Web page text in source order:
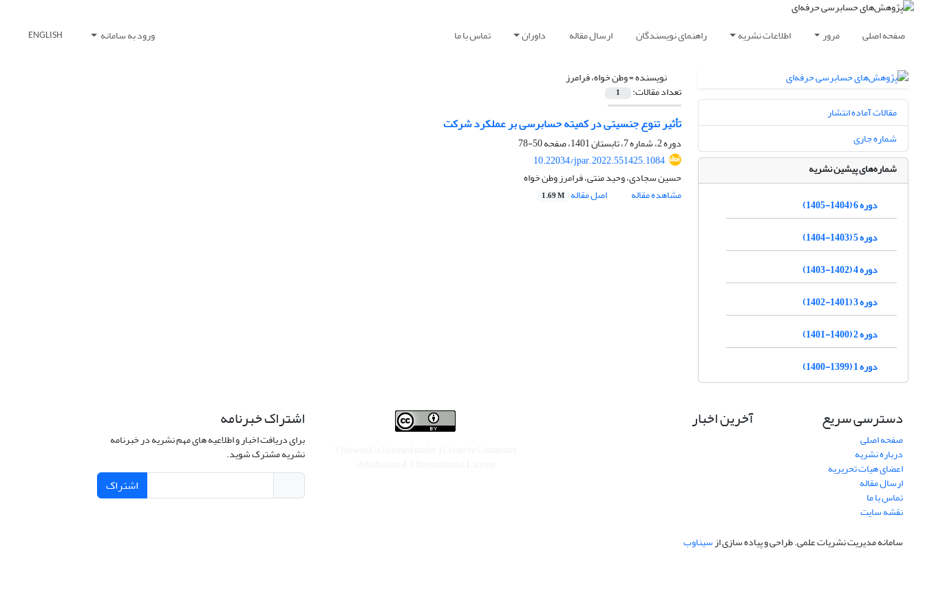
صفحه اصلی مرور اطلاعات نشریه راهنمای نویسندگان ارسال مقاله داوران تماس با ما ورود به سامانه ENGLISH
نویسنده =وطن خواه، فرامرز
تعداد مقالات: 1
تأثیر تنوع جنسیتی در کمیته حسابرسی بر عملکرد شرکت
دوره 2، شماره 7، تابستان 1401، صفحه
50-78
10.22034/jpar.2022.551425.1084
حسین سجادی، وحید منتی، فرامرز وطن خواه
مشاهده مقاله
اصل مقاله 1.69 M
مقالات آماده انتشار
شماره جاری
شماره‌های پیشین نشریه
دوره 6 (1404-1405)
دوره 5 (1403-1404)
دوره 4 (1402-1403)
دوره 3 (1401-1402)
دوره 2 (1400-1401)
دوره 1 (1399-1400)
دسترسی سریع
صفحه اصلی
درباره نشریه
اعضای هیات تحریریه
ارسال مقاله
تماس با ما
نقشه سایت
آخرین اخبار اشتراک خبرنامه
برای دریافت اخبار و اطلاعیه های مهم نشریه در خبرنامه
نشریه مشترک شوید.
اشتراک
سامانه مدیریت نشریات علمی.طراحی و پیاده سازی ازسیناوب